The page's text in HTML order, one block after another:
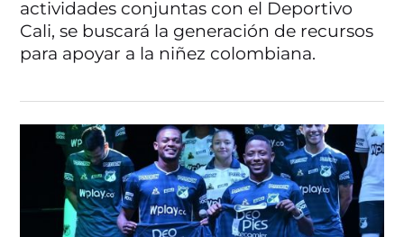
actividades conjuntas con el Deportivo
Cali, se buscará la generación de recursos
para apoyar a la niñez colombiana.